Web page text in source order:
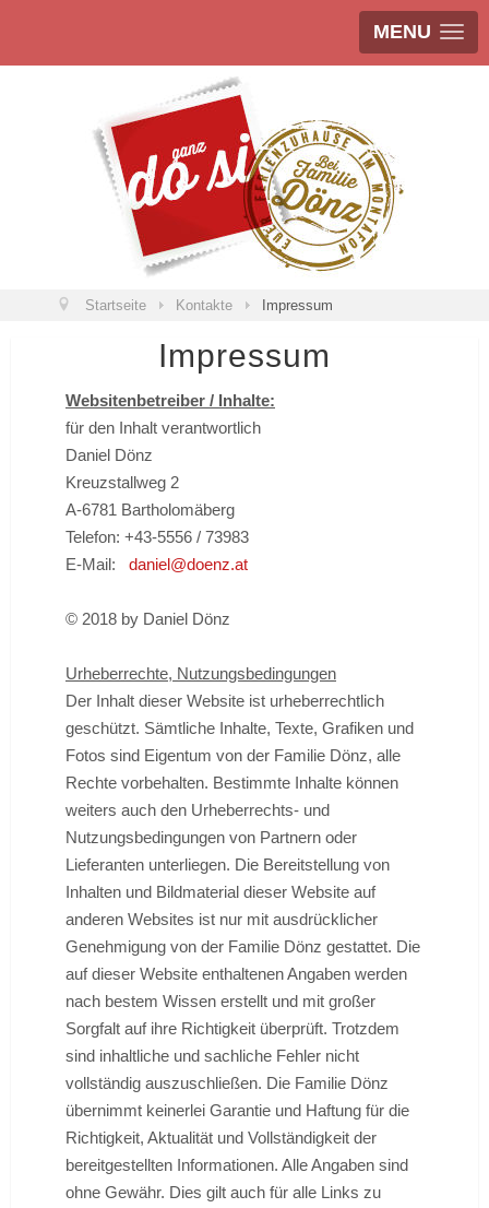
MENU
Startseite Kontakte Impressum
Impressum
Websitenbetreiber / Inhalte:
für den Inhalt verantwortlich
Daniel Dönz
Kreuzstallweg 2
A-6781 Bartholomäberg
Telefon: +43-5556 / 73983
E-Mail: daniel@doenz.at
© 2018 by Daniel Dönz
Urheberrechte, Nutzungsbedingungen
Der Inhalt dieser Website ist urheberrechtlich
geschützt. Sämtliche Inhalte, Texte, Grafiken und
Fotos sind Eigentum von der Familie Dönz, alle
Rechte vorbehalten. Bestimmte Inhalte können
weiters auch den Urheberrechts- und
Nutzungsbedingungen von Partnern oder
Lieferanten unterliegen. Die Bereitstellung von
Inhalten und Bildmaterial dieser Website auf
anderen Websites ist nur mit ausdrücklicher
Genehmigung von der Familie Dönz gestattet. Die
auf dieser Website enthaltenen Angaben werden
nach bestem Wissen erstellt und mit großer
Sorgfalt auf ihre Richtigkeit überprüft. Trotzdem
sind inhaltliche und sachliche Fehler nicht
vollständig auszuschließen. Die Familie Dönz
übernimmt keinerlei Garantie und Haftung für die
Richtigkeit, Aktualität und Vollständigkeit der
bereitgestellten Informationen. Alle Angaben sind
ohne Gewähr. Dies gilt auch für alle Links zu